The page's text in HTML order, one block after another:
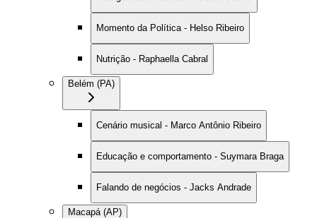
Momento da Política - Helso Ribeiro
Nutrição - Raphaella Cabral
Belém (PA)
Cenário musical - Marco Antônio Ribeiro
Educação e comportamento - Suymara Braga
Falando de negócios - Jacks Andrade
Macapá (AP)